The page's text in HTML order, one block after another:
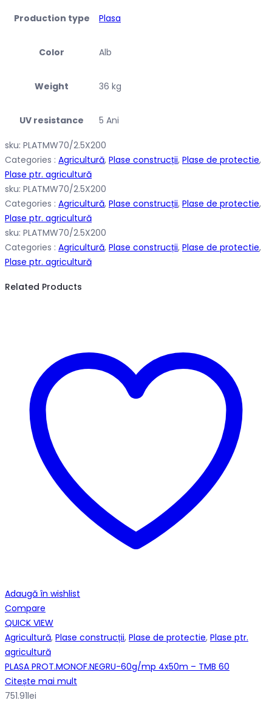
Production type Plasa
Color Alb
Weight 36 kg
UV resistance 5 Ani
sku: PLATMW70/2.5X200
Categories : Agricultură, Plase construcții, Plase de protectie,
Plase ptr. agricultură
sku: PLATMW70/2.5X200
Categories : Agricultură, Plase construcții, Plase de protectie,
Plase ptr. agricultură
sku: PLATMW70/2.5X200
Categories : Agricultură, Plase construcții, Plase de protectie,
Plase ptr. agricultură
Related Products
Adaugă în wishlist
Compare
QUICK VIEW
Agricultură, Plase construcții, Plase de protectie, Plase ptr.
agricultură
PLASA PROT.MONOF.NEGRU-60g/mp 4x50m – TMB 60
Citește mai mult
751.91lei